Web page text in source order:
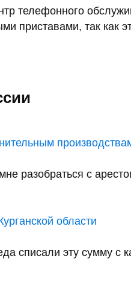
телефонного
приставами, так
разобраться с
области
списали эту сумму с